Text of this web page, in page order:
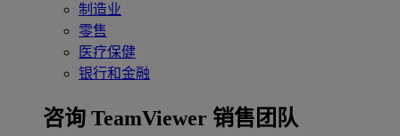
制造业
零售
医疗保健
银行和金融
咨询 TeamViewer 销售团队